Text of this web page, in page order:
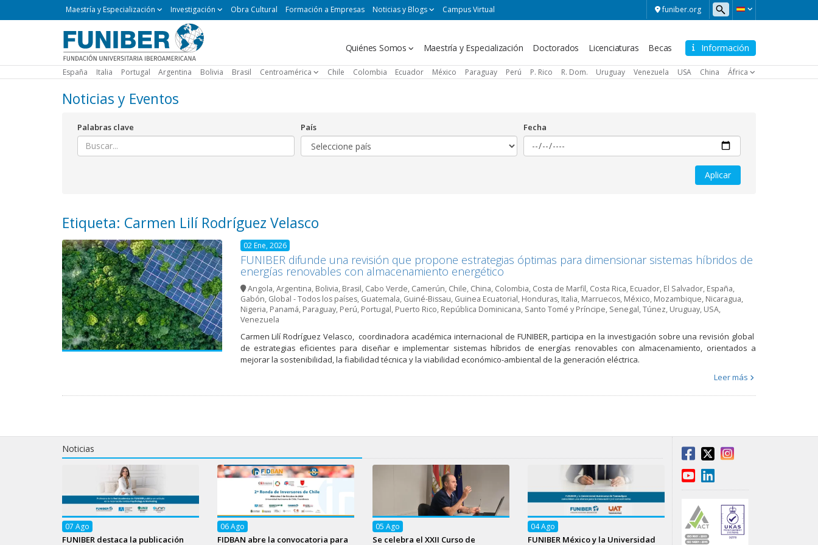
funiber.org
Maestría
Maestría y Especialización Investigación Obra Cultural Formación a Empresas Noticias y Blogs Campus Virtual
Información
Navegación
Quiénes Somos Maestría y Especialización Doctorados Licenciaturas Becas
España Italia Portugal Argentina Bolivia Brasil Centroamérica Chile Colombia Ecuador México Paraguay Perú P. Rico R. Dom. Uruguay Venezuela USA China África
Noticias y Eventos
Palabras clave País Fecha
Etiqueta: Carmen Lilí Rodríguez Velasco
02 Ene, 2026
FUNIBER difunde una revisión que propone estrategias óptimas para dimensionar sistemas híbridos de
energías renovables con almacenamiento energético
Angola,Argentina, Bolivia, Brasil, Cabo Verde, Camerún, Chile, China, Colombia, Costa de Marfil, Costa Rica, Ecuador, El Salvador, España,
Gabón, Global - Todos los países, Guatemala, Guiné-Bissau, Guinea Ecuatorial, Honduras, Italia, Marruecos, México, Mozambique, Nicaragua,
Nigeria, Panamá, Paraguay, Perú, Portugal, Puerto Rico, República Dominicana, Santo Tomé y Príncipe, Senegal,Túnez, Uruguay, USA,
Venezuela
Carmen Lilí Rodríguez Velasco, coordinadora académica internacional de FUNIBER, participa en la investigación sobre una revisión global
de estrategias eficientes para diseñar e implementar sistemas híbridos de energías renovables con almacenamiento, orientados a
mejorar la sostenibilidad, la fiabilidad técnica y la viabilidad económico-ambiental de la generación eléctrica.
Leer más
Noticias
07 Ago
FUNIBER destaca la publicación
06Ago
FIDBAN abre la convocatoria para
05 Ago
Se celebra el XXII Curso de
04Ago
FUNIBER México y la Universidad